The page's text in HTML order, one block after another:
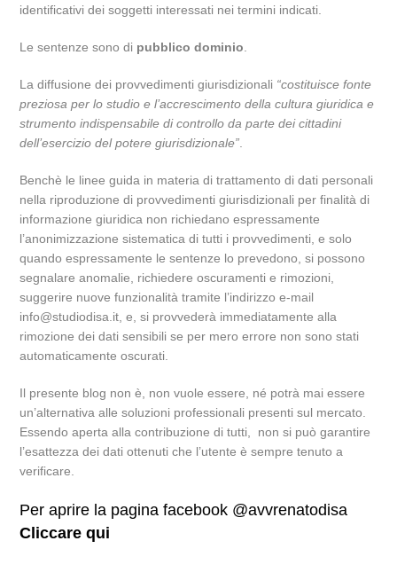
identificativi dei soggetti interessati nei termini indicati.
Le sentenze sono di pubblico dominio
La diffusione dei provvedimenti giurisdizionali “costituisce fonte
preziosa per lo studio e l’accrescimento della cultura giuridica e
strumento indispensabile di controllo da parte dei cittadini
dell’esercizio del potere giurisdizionale”
Benchè le linee guida in materia di trattamento di dati personali
nella riproduzione di provvedimenti giurisdizionali per finalità di
informazione giuridica non richiedano espressamente
l’anonimizzazione sistematica di tutti i provvedimenti, e solo
quando espressamente le sentenze lo prevedono, si possono
segnalare anomalie, richiedere oscuramenti e rimozioni,
suggerire nuove funzionalità tramite l’indirizzo e-mail
info@studiodisa.it, e, si provvederà immediatamente alla
rimozione dei dati sensibili se per mero errore non sono stati
automaticamente oscurati.
Il presente blog non è, non vuole essere, né potrà mai essere
un’alternativa alle soluzioni professionali presenti sul mercato.
Essendo aperta alla contribuzione di tutti, non si può garantire
l’esattezza dei dati ottenuti che l’utente è sempre tenuto a
verificare.
Per aprire la pagina facebook @avvrenatodisa
Cliccare qui